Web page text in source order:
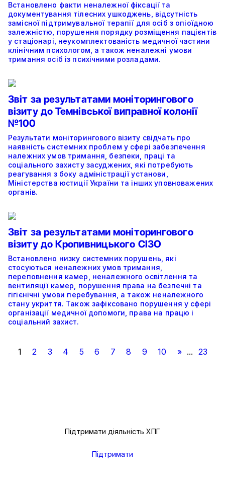
Встановлено факти неналежної фіксації та
документування тілесних ушкоджень, відсутність
замісної підтримувальної терапії для осіб з опіоїдною
залежністю, порушення порядку розміщення пацієнтів
у стаціонарі, неукомплектованість медичної частини
клінічним психологом, а також неналежні умови
тримання осіб із психічними розладами.
Звіт за результатами моніторингового
візиту до Темнівської виправної колонії
№100
Результати моніторингового візиту свідчать про
наявність системних проблем у сфері забезпечення
належних умов тримання, безпеки, праці та
соціального захисту засуджених, які потребують
реагування з боку адміністрації установи,
Міністерства юстиції України та інших уповноважених
органів.
Звіт за результатами моніторингового
візиту до Кропивницького СІЗО
Встановлено низку системних порушень, які
стосуються неналежних умов тримання,
переповнення камер, неналежного освітлення та
вентиляції камер, порушення права на безпечні та
гігієнічні умови перебування, а також неналежного
стану укриття. Також зафіксовано порушення у сфері
організації медичної допомоги, права на працю і
соціальний захист.
1 2 3 4 5 6 7 8 9 10 » ... 23
Підтримати діяльність ХПГ
Підтримати